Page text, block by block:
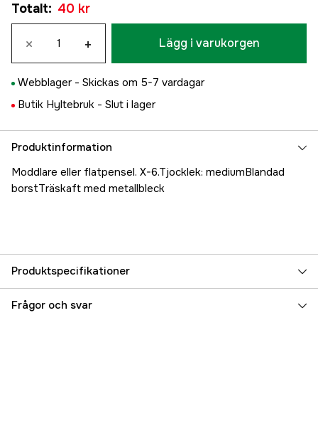
Totalt: 40 kr
× + Lägg i varukorgen
Webblager - Skickas om 5-7 vardagar
Butik Hyltebruk - Slut i lager
Produktinformation
Moddlare eller flatpensel. X-6.Tjocklek: mediumBlandad
borstTräskaft med metallbleck
Produktspecifikationer
Referensnummer 5000021446
Frågor och svar